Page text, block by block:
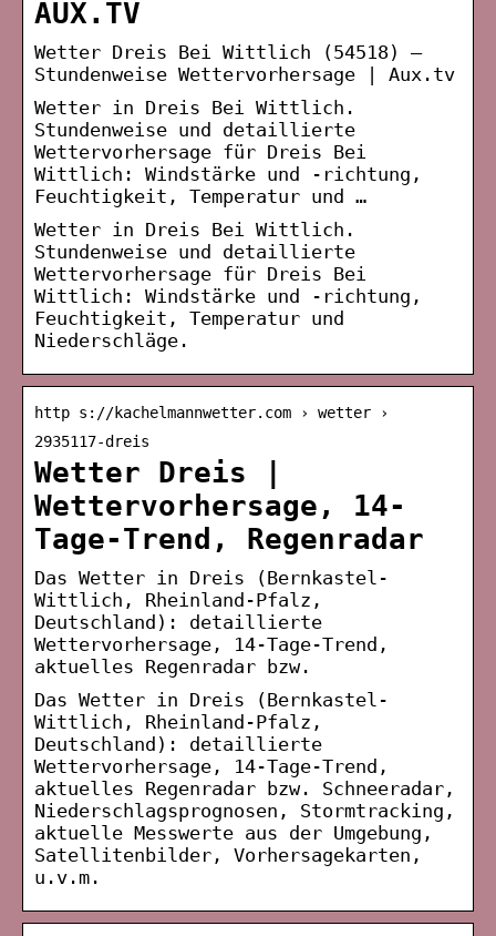
AUX.TV
Wetter Dreis Bei Wittlich (54518) –
Stundenweise Wettervorhersage | Aux.tv
Wetter in Dreis Bei Wittlich.
Stundenweise und detaillierte
Wettervorhersage für Dreis Bei
Wittlich: Windstärke und -richtung,
Feuchtigkeit, Temperatur und …
Wetter in Dreis Bei Wittlich.
Stundenweise und detaillierte
Wettervorhersage für Dreis Bei
Wittlich: Windstärke und -richtung,
Feuchtigkeit, Temperatur und
Niederschläge.
http s://kachelmannwetter.com › wetter ›
2935117-dreis
Wetter Dreis |
Wettervorhersage, 14-
Tage-Trend, Regenradar
Das Wetter in Dreis (Bernkastel-
Wittlich, Rheinland-Pfalz,
Deutschland): detaillierte
Wettervorhersage, 14-Tage-Trend,
aktuelles Regenradar bzw.
Das Wetter in Dreis (Bernkastel-
Wittlich, Rheinland-Pfalz,
Deutschland): detaillierte
Wettervorhersage, 14-Tage-Trend,
aktuelles Regenradar bzw. Schneeradar,
Niederschlagsprognosen, Stormtracking,
aktuelle Messwerte aus der Umgebung,
Satellitenbilder, Vorhersagekarten,
u.v.m.